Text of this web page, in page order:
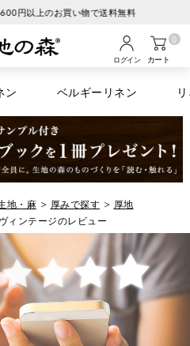
のお買い物で送料無料
ログイン カート
0
ン ベルギーリネン
地・麻 厚みで探す
厚地
ィンテージのレビュー